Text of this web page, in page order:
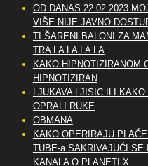
OD DANAS 22.02.2023
VIŠE NIJE JAVNO
TI ŠARENI BALONI ZA
TRA LA LA LA LA
KAKO HIPNOTIZIRANOM
HIPNOTIZIRAN
LJUKAVA LJISIC ILI KAKO
OPRALI RUKE
OBMANA
KAKO OPERIRAJU
TUBE-a SAKRIVAJUĆI SE
KANALA O PLANETI X